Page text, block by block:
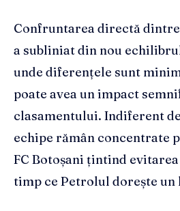
Confruntarea directă
a subliniat din nou
unde diferențele sunt
poate avea un impact
clasamentului. Indiferent
echipe rămân concentrate
FC Botoșani țintind
timp ce Petrolul dorește